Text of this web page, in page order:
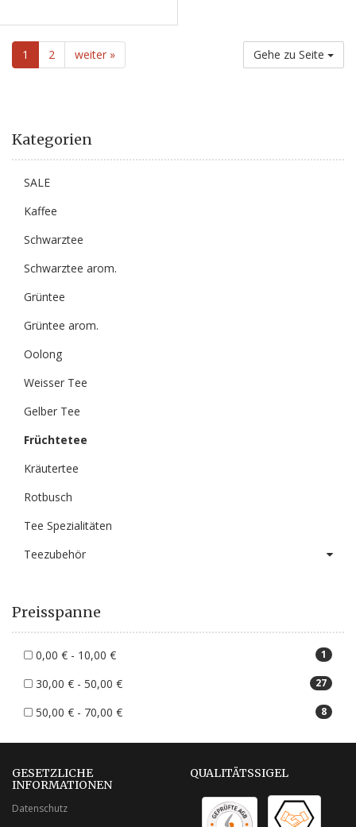
1 2 weiter » Gehe zu Seite
Kategorien
SALE
Kaffee
Schwarztee
Schwarztee arom.
Grüntee
Grüntee arom.
Oolong
Weisser Tee
Gelber Tee
Früchtetee
Kräutertee
Rotbusch
Tee Spezialitäten
Teezubehör
Preisspanne
0,00 € - 10,00 € 1
30,00 € - 50,00 € 27
50,00 € - 70,00 € 8
GESETZLICHE
INFORMATIONEN
Datenschutz
QUALITÄTSSIGEL